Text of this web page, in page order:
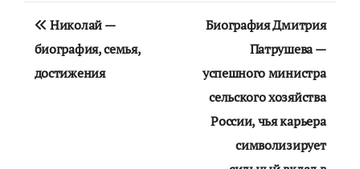
Навигация
по
записям
Николай —
биография, семья,
достижения
Биография Дмитрия
Патрушева —
успешного министра
сельского хозяйства
России, чья карьера
символизирует